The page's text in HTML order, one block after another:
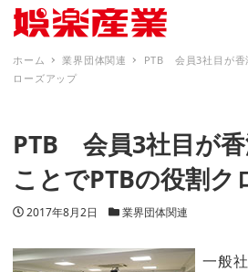
ホーム 業界団体関連
PTB 会員3社目が香
ローズアップ
PTB 会員3社目が
ことでPTBの役割ク
投稿日
2017年8月2日 カテゴリー
業界団体関連
一般